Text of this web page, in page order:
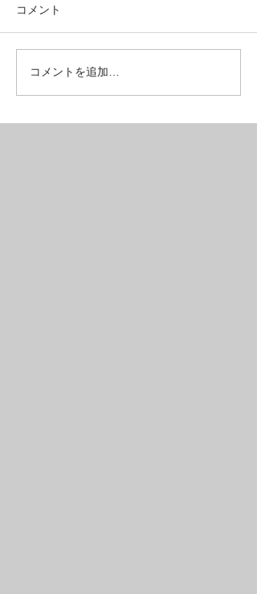
フルリジッドMTB？グラ
ベルクロス？
コメント
コメントを追加…